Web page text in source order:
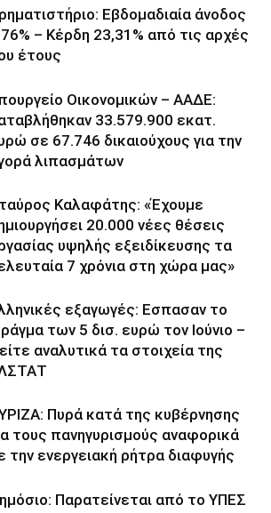
Εβδομαδιαία άνοδος
– Κέρδη 23,31% από τις αρχές
έτους
Οικονομικών – ΑΑΔΕ:
33.579.900 εκατ.
σε 67.746 δικαιούχους για την
λιπασμάτων
Καλαφάτης: «Έχουμε
20.000 νέες θέσεις
υψηλής εξειδίκευσης τα
7 χρόνια στη χώρα μας»
εξαγωγές: Εσπασαν το
των 5 δισ. ευρώ τον Ιούνιο –
αναλυτικά τα στοιχεία της
Πυρά κατά της κυβέρνησης
τους πανηγυρισμούς αναφορικά
την ενεργειακή ρήτρα διαφυγής
Παρατείνεται από το ΥΠΕΣ